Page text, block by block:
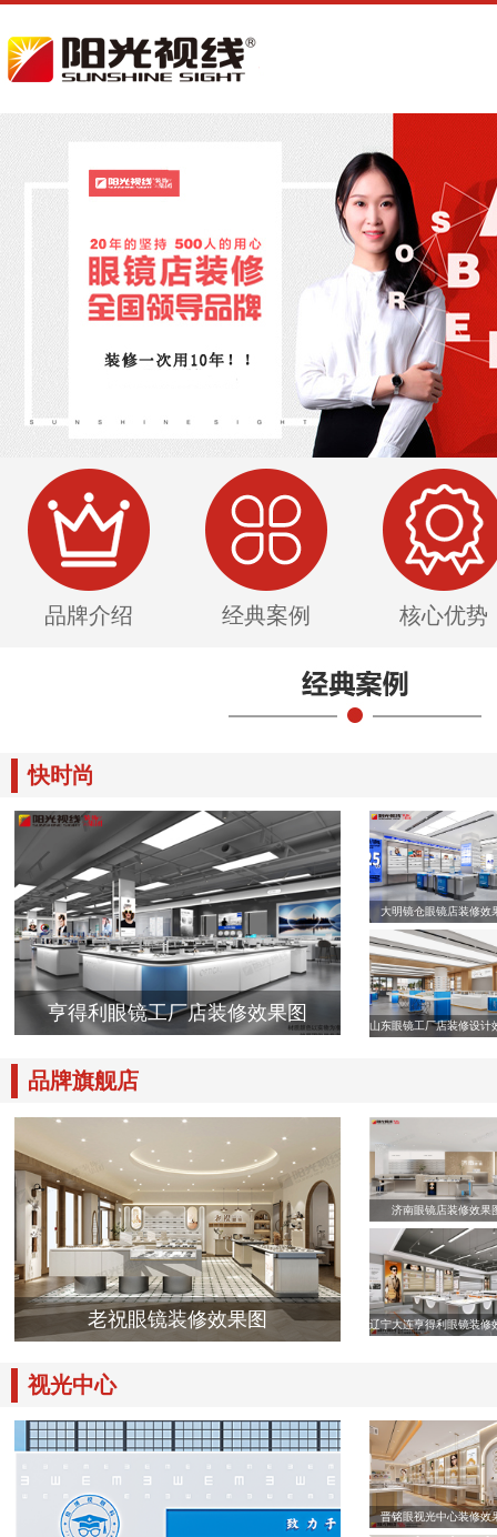
品牌介绍 经典案例 核心优势
快时尚
亨得利眼镜工厂店装修效果图
大明镜仓眼镜店装修效
山东眼镜工厂店装修设计
品牌旗舰店
老祝眼镜装修效果图
济南眼镜店装修效果
辽宁大连亨得利眼镜装修
视光中心
晋铭眼视光中心装修效